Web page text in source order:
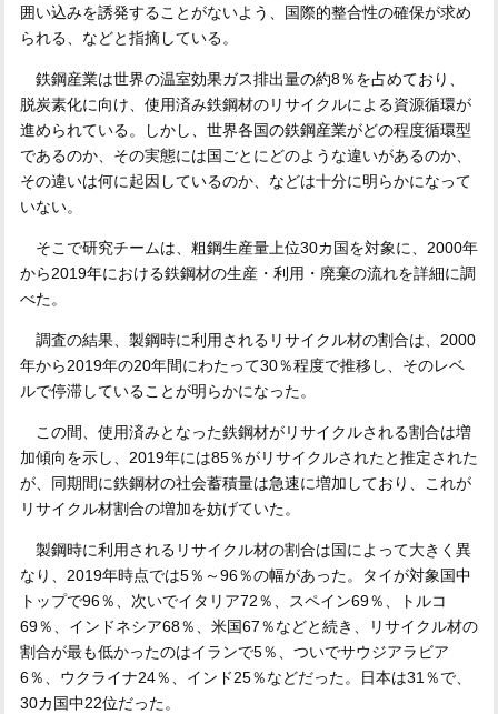
囲い込みを誘発することがないよう、国際的整合性の確保が求め
られる、などと指摘している。
鉄鋼産業は世界の温室効果ガス排出量の約8％を占めており、
脱炭素化に向け、使用済み鉄鋼材のリサイクルによる資源循環が
進められている。しかし、世界各国の鉄鋼産業がどの程度循環型
であるのか、その実態には国ごとにどのような違いがあるのか、
その違いは何に起因しているのか、などは十分に明らかになって
いない。
そこで研究チームは、粗鋼生産量上位30カ国を対象に、2000年
から2019年における鉄鋼材の生産・利用・廃棄の流れを詳細に調
べた。
調査の結果、製鋼時に利用されるリサイクル材の割合は、2000
年から2019年の20年間にわたって30％程度で推移し、そのレベ
ルで停滞していることが明らかになった。
この間、使用済みとなった鉄鋼材がリサイクルされる割合は増
加傾向を示し、2019年には85％がリサイクルされたと推定された
が、同期間に鉄鋼材の社会蓄積量は急速に増加しており、これが
リサイクル材割合の増加を妨げていた。
製鋼時に利用されるリサイクル材の割合は国によって大きく異
なり、2019年時点では5％～96％の幅があった。タイが対象国中
トップで96％、次いでイタリア72％、スペイン69％、トルコ
69％、インドネシア68％、米国67％などと続き、リサイクル材の
割合が最も低かったのはイランで5％、ついでサウジアラビア
6％、ウクライナ24％、インド25％などだった。日本は31％で、
30カ国中22位だった。